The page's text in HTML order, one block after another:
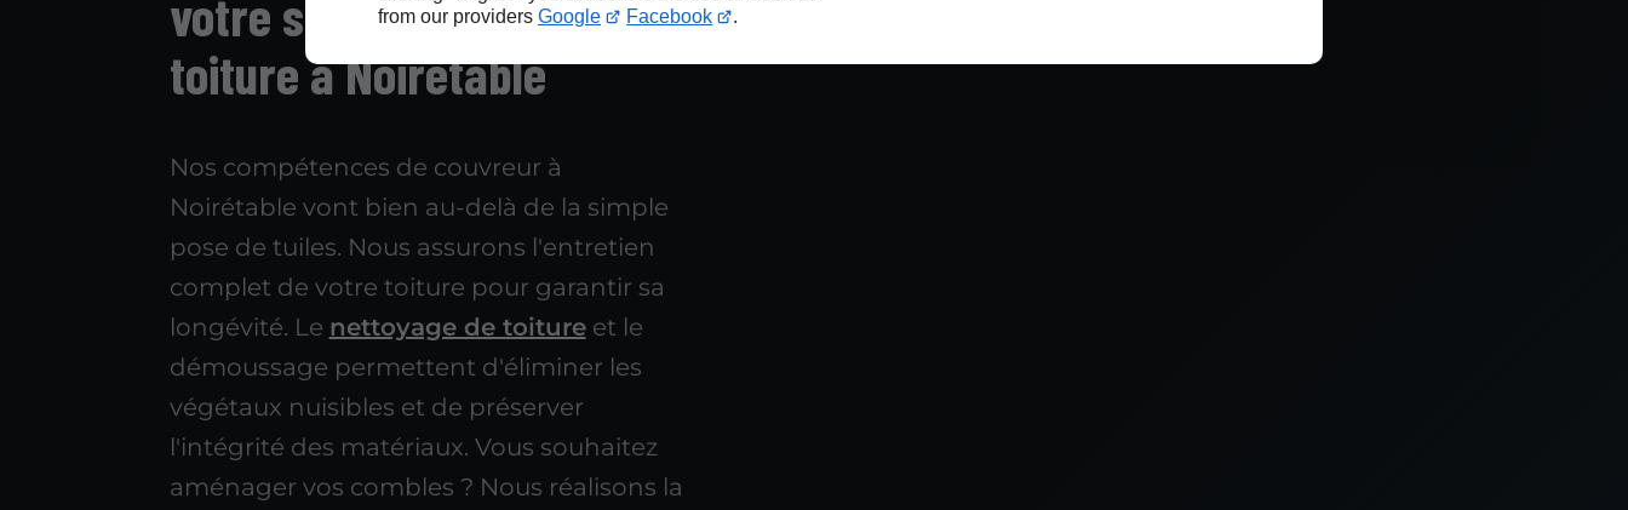
from our providers Google Facebook .
votre spécialiste en
toiture à Noirétable
Nos compétences de couvreur à
Noirétable vont bien au-delà de la simple
pose de tuiles. Nous assurons l'entretien
complet de votre toiture pour garantir sa
longévité. Le nettoyage de toitureet le
démoussage permettent d'éliminer les
végétaux nuisibles et de préserver
l'intégrité des matériaux. Vous souhaitez
aménager vos combles ? Nous réalisons la